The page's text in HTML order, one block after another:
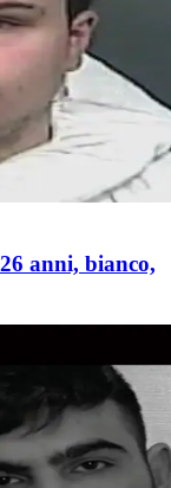
anni, bianco,